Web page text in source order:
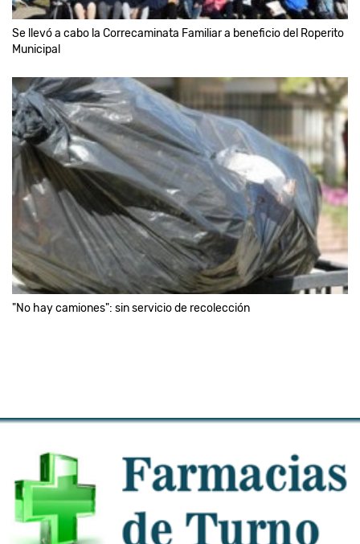
Se llevó a cabo la Correcaminata Familiar a beneficio del Roperito
Municipal
"No hay camiones": sin servicio de recolección